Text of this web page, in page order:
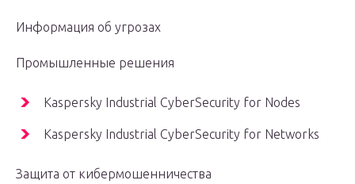
Информация об угрозах
Промышленные решения
Kaspersky Industrial CyberSecurity for Nodes
Kaspersky Industrial CyberSecurity for Networks
Защита от кибермошенничества